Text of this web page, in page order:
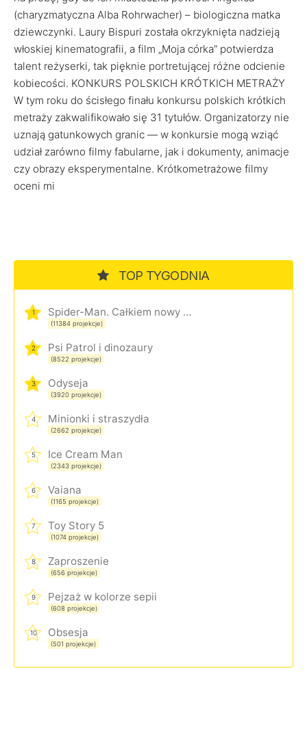
(charyzmatyczna Alba Rohrwacher) – biologiczna matka
dziewczynki. Laury Bispuri została okrzyknięta nadzieją
włoskiej kinematografii, a film „Moja córka” potwierdza
talent reżyserki, tak pięknie portretującej różne odcienie
kobiecości. KONKURS POLSKICH KRÓTKICH METRAŻY
W tym roku do ścisłego finału konkursu polskich krótkich
metraży zakwalifikowało się 31 tytułów. Organizatorzy nie
uznają gatunkowych granic — w konkursie mogą wziąć
udział zarówno filmy fabularne, jak i dokumenty, animacje
czy obrazy eksperymentalne. Krótkometrażowe filmy
oceni mi
TOP TYGODNIA
1 Spider-Man. Całkiem nowy dzień
(11384 projekcje)
2 Psi Patrol i dinozaury
(8522 projekcje)
3 Odyseja
(3920 projekcje)
4 Minionki i straszydła
(2662 projekcje)
5 Ice Cream Man
(2343 projekcje)
6 Vaiana
(1165 projekcje)
7 Toy Story 5
(1074 projekcje)
8 Zaproszenie
(656 projekcje)
9 Pejzaż w kolorze sepii
(608 projekcje)
10 Obsesja
(501 projekcje)